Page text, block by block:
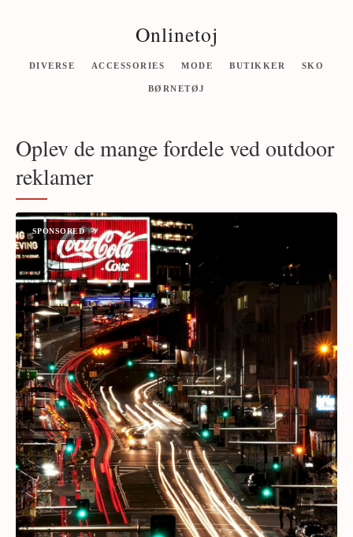
Onlinetoj
DIVERSE ACCESSORIES MODE BUTIKKER SKO
BØRNETØJ
Oplev de mange fordele ved outdoor
reklamer